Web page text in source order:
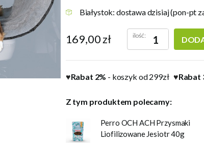
Białystok: dostawa dzisiaj (pon-pt
169,00 zł ilość:
♥Rabat 2% - koszyk od 299zł ♥Rabat
Z tym produktem polecamy:
Perro OCH ACH Przysmaki
Liofilizowane Jesiotr 40g